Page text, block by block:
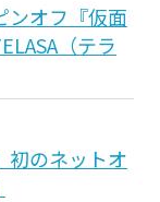
ンオフ『仮面
（テラ
初のネットオ